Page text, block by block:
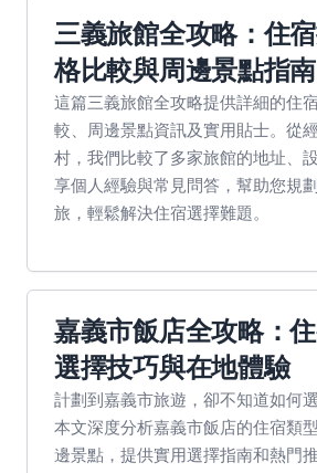
三義旅館全攻略：住
格比較與周邊景點指南
這篇三義旅館全攻略提供詳細的住
較、周邊景點資訊及實用貼士。從
村，我們比較了多家旅館的地址、
享個人經驗與常見問答，幫助您規
旅，輕鬆解決住宿選擇難題。
嘉義市飯店全攻略：住
選擇技巧與在地體驗
計劃到嘉義市旅遊，卻不知道如何
本文深度分析嘉義市飯店的住宿類
邊景點，提供實用選擇指南和熱門